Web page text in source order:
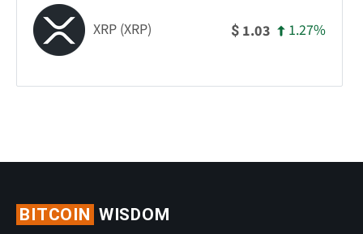
XRP (XRP) $ 1.03 1.27%
BITCOIN WISDOM